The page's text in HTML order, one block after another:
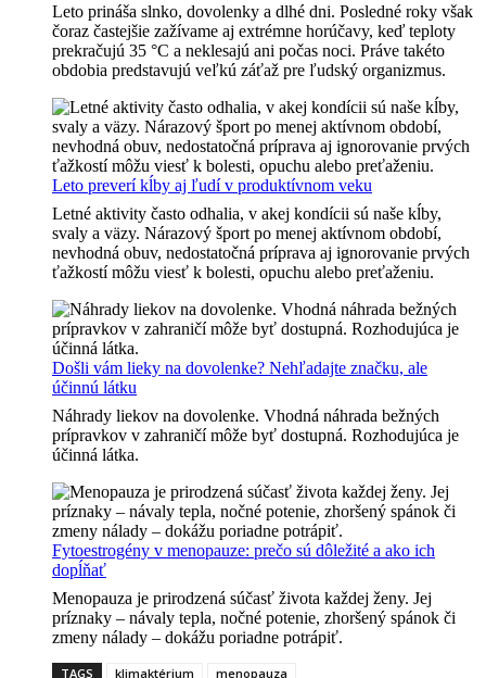
Leto prináša slnko, dovolenky a dlhé dni. Posledné roky však
čoraz častejšie zažívame aj extrémne horúčavy, keď teploty
prekračujú 35 °C a neklesajú ani počas noci. Práve takéto
obdobia predstavujú veľkú záťaž pre ľudský organizmus.
Leto preverí kĺby aj ľudí v produktívnom veku
Letné aktivity často odhalia, v akej kondícii sú naše kĺby,
svaly a väzy. Nárazový šport po menej aktívnom období,
nevhodná obuv, nedostatočná príprava aj ignorovanie prvých
ťažkostí môžu viesť k bolesti, opuchu alebo preťaženiu.
Došli vám lieky na dovolenke? Nehľadajte značku, ale
účinnú látku
Náhrady liekov na dovolenke. Vhodná náhrada bežných
prípravkov v zahraničí môže byť dostupná. Rozhodujúca je
účinná látka.
Fytoestrogény v menopauze: prečo sú dôležité a ako ich
dopĺňať
Menopauza je prirodzená súčasť života každej ženy. Jej
príznaky – návaly tepla, nočné potenie, zhoršený spánok či
zmeny nálady – dokážu poriadne potrápiť.
TAGS klimaktérium
menopauza